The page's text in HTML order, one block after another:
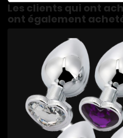
Les clients qui ont
ont également